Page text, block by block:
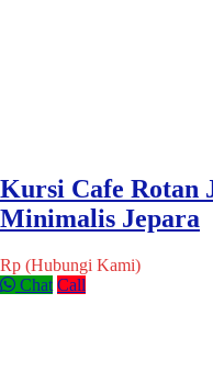
Kursi Cafe Rotan
Minimalis Jepara
Rp (Hubungi Kami)
Chat Call